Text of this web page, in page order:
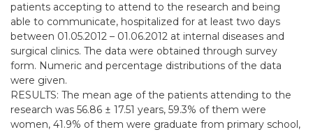
patients accepting to attend to the research and being
able to communicate, hospitalized for at least two days
between 01.05.2012 – 01.06.2012 at internal diseases and
surgical clinics. The data were obtained through survey
form. Numeric and percentage distributions of the data
were given.
RESULTS: The mean age of the patients attending to the
research was 56.86 ± 17.51 years, 59.3% of them were
women, 41.9% of them were graduate from primary school,